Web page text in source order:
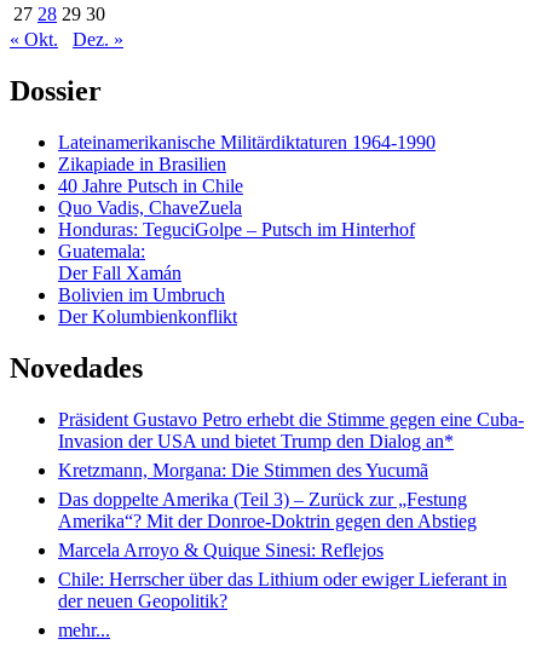
27 28 29 30
« Okt.
Dez. »
Dossier
Lateinamerikanische Militärdiktaturen 1964-1990
Zikapiade in Brasilien
40 Jahre Putsch in Chile
Quo Vadis, ChaveZuela
Honduras: TeguciGolpe – Putsch im Hinterhof
Guatemala:
Der Fall Xamán
Bolivien im Umbruch
Der Kolumbienkonflikt
Novedades
Präsident Gustavo Petro erhebt die Stimme gegen eine Cuba-
Invasion der USA und bietet Trump den Dialog an*
Kretzmann, Morgana: Die Stimmen des Yucumã
Das doppelte Amerika (Teil 3) – Zurück zur „Festung
Amerika“? Mit der Donroe-Doktrin gegen den Abstieg
Marcela Arroyo & Quique Sinesi: Reflejos
Chile: Herrscher über das Lithium oder ewiger Lieferant in
der neuen Geopolitik?
mehr...